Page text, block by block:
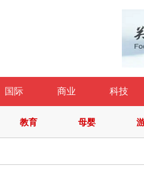
国际 商业 科技
教育 母婴